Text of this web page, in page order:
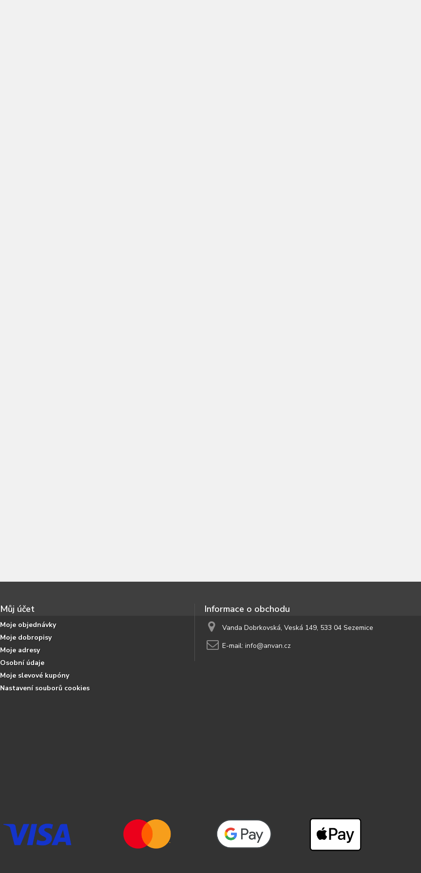
Můj účet
Moje objednávky
Moje dobropisy
Moje adresy
Osobní údaje
Moje slevové kupóny
Nastavení souborů cookies
Informace o obchodu
Vanda Dobrkovská, Veská 149, 533 04 Sezemice
E-mail: info@anvan.cz